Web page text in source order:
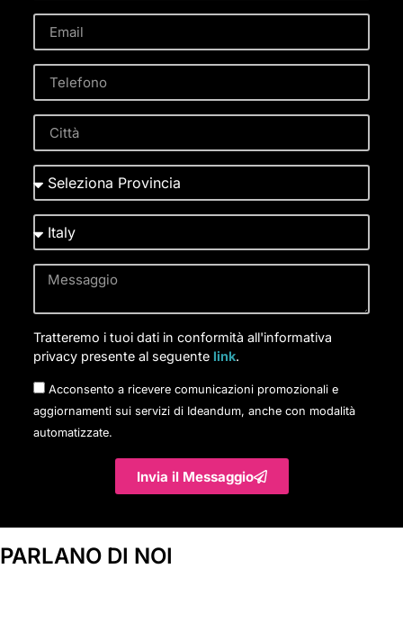
Tratteremo i tuoi dati in conformità all'informativa
privacy presente al seguente link.
Acconsento a ricevere comunicazioni promozionali e
aggiornamenti sui servizi di Ideandum, anche con modalità
automatizzate.
Invia il Messaggio
PARLANO DI NOI